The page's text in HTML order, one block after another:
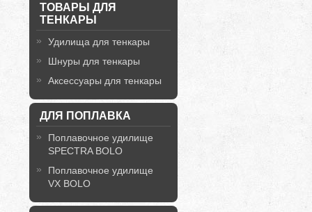
ТОВАРЫ ДЛЯ
ТЕНКАРЫ
Удилища для тенкары
Шнуры для тенкары
Аксессуары для тенкары
ДЛЯ ПОПЛАВКА
Поплавочное удилище
SPECTRA BOLO
Поплавочное удилище
VX BOLO